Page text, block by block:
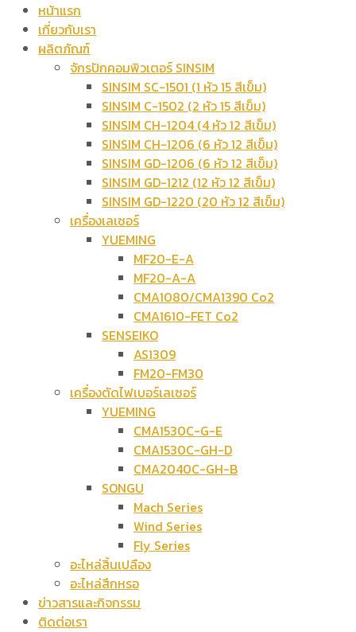
หน้าแรก
เกี่ยวกับเรา
ผลิตภัณฑ์
จักรปักคอมพิวเตอร์ SINSIM
SINSIM SC-1501 (1 หัว 15 สีเข็ม)
SINSIM C-1502 (2 หัว 15 สีเข็ม)
SINSIM CH-1204 (4 หัว 12 สีเข็ม)
SINSIM CH-1206 (6 หัว 12 สีเข็ม)
SINSIM GD-1206 (6 หัว 12 สีเข็ม)
SINSIM GD-1212 (12 หัว 12 สีเข็ม)
SINSIM GD-1220 (20 หัว 12 สีเข็ม)
เครื่องเลเซอร์
YUEMING
MF20-E-A
MF20-A-A
CMA1080/CMA1390 Co2
CMA1610-FET Co2
SENSEIKO
AS1309
FM20-FM30
เครื่องตัดไฟเบอร์เลเซอร์
YUEMING
CMA1530C-G-E
CMA1530C-GH-D
CMA2040C-GH-B
SONGU
Mach Series
Wind Series
Fly Series
อะไหล่สิ้นเปลือง
อะไหล่สึกหรอ
ข่าวสารและกิจกรรม
ติดต่อเรา